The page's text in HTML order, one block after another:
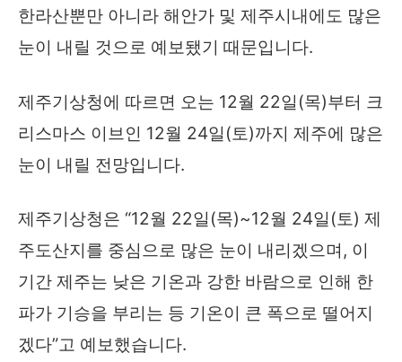
한라산뿐만 아니라 해안가 및 제주시내에도 많은
눈이 내릴 것으로 예보됐기 때문입니다.
제주기상청에 따르면 오는 12월 22일(목)부터 크
리스마스 이브인 12월 24일(토)까지 제주에 많은
눈이 내릴 전망입니다.
제주기상청은 “12월 22일(목)~12월 24일(토) 제
주도산지를 중심으로 많은 눈이 내리겠으며, 이
기간 제주는 낮은 기온과 강한 바람으로 인해 한
파가 기승을 부리는 등 기온이 큰 폭으로 떨어지
겠다”고 예보했습니다.